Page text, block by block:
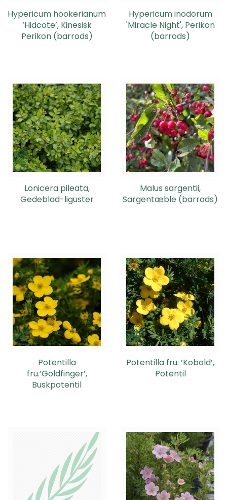
Hypericum hookerianum
‘Hidcote’, Kinesisk
Perikon (barrods)
Hypericum inodorum
'Miracle Night', Perikon
(barrods)
Lonicera pileata,
Gedeblad-liguster
Malus sargentii,
Sargentæble (barrods)
Potentilla
fru.’Goldfinger’,
Buskpotentil
Potentilla fru. ’Kobold’,
Potentil